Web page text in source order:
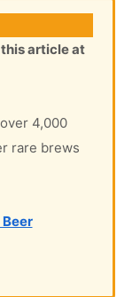
article at
4,000
rare brews